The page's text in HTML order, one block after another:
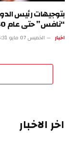
بتوجيهات رئيس
“نافس” حتى عام 2040
اخبار الخميس 07 مايو 5:31 م
اخر الاخبار